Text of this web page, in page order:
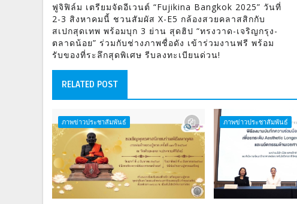
ฟูจิฟิล์ม เตรียมจัดอีเวนต์ “Fujikina Bangkok 2025” วันที่
2-3 สิงหาคมนี้ ชวนสัมผัส X-E5 กล้องสวยคลาสสิกกับ
สเปกสุดเทพ พร้อมบุก 3 ย่าน สุดฮิป “ทรงวาด-เจริญกรุง-
ตลาดน้อย” ร่วมกับช่างภาพชื่อดัง เข้าร่วมงานฟรี พร้อม
รับของที่ระลึกสุดพิเศษ รีบลงทะเบียนด่วน!
RELATED POST
ภาพข่าวประชาสัมพันธ์ ภาพข่าวประชาสัมพันธ์